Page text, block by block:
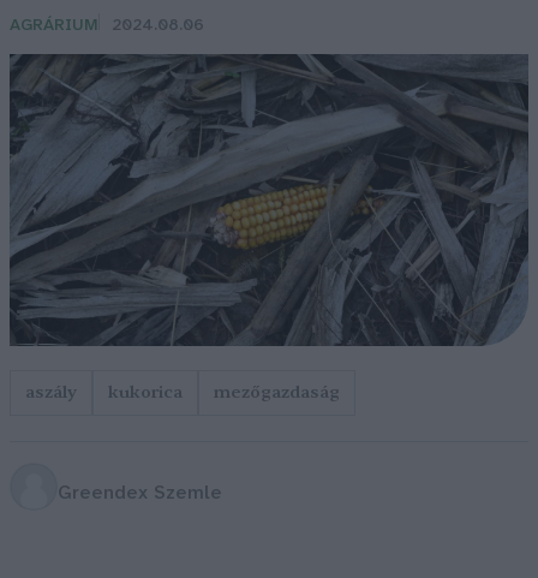
AGRÁRIUM 2024.08.06
aszály kukorica mezőgazdaság
Greendex Szemle